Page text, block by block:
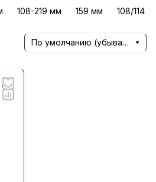
108-219 мм 159 мм 108/114
По умолчанию (убывание)